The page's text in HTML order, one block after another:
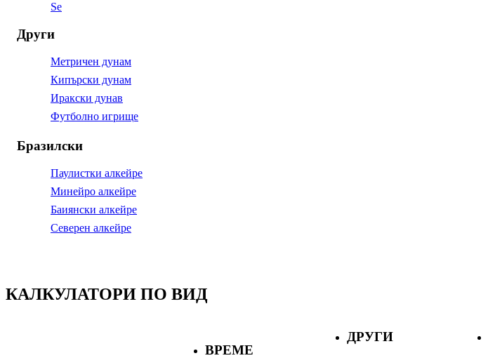
Se
Други
Метричен дунам
Кипърски дунам
Иракски дунав
Футболно игрище
Бразилски
Паулистки алкейре
Минейро алкейре
Баиянски алкейре
Северен алкейре
КАЛКУЛАТОРИ ПО ВИД
ВРЕМЕ
ДРУГИ